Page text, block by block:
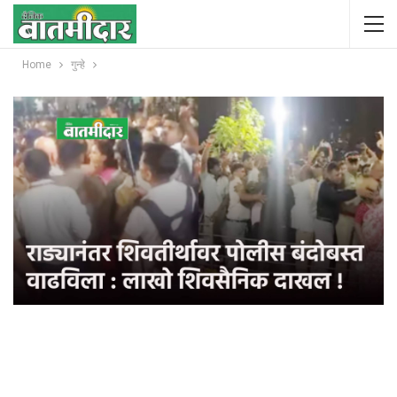
Home गुन्हे